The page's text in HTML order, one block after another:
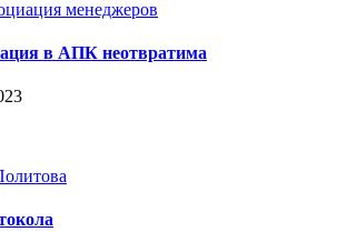
в АПК неотвратима